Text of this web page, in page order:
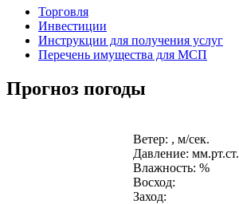
Торговля
Инвестиции
Инструкции для получения услуг
Перечень имущества для МСП
Прогноз погоды
Ветер: , м/сек.
Давление: мм.рт.ст.
Влажность: %
Восход:
Заход: